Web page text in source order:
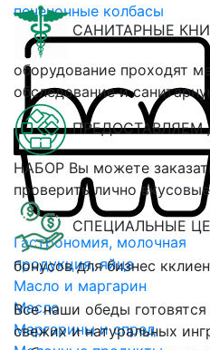
печеночные колбасы
Гастрономия, молочная
продукция, яйца
Масло и маргарин
Масло
Маргарины и спред
САНИТАРНЫЕ
оборудование проходят
обследование и
ПРЕДОСТАВЛЯЕМ
НАБОР Вы можете
проверить лично
СПЕЦИАЛЬНЫЕ
бонусов для бизнес
Все наши обеды
свежих и натуральных